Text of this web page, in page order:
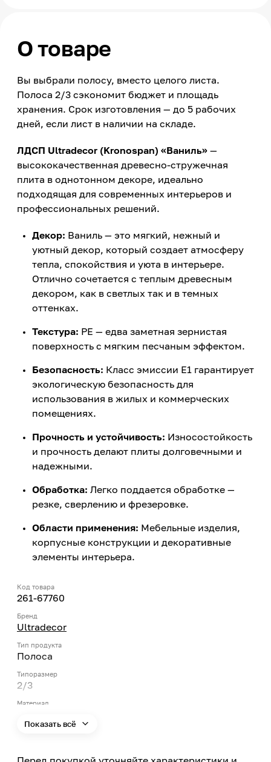
О товаре
Вы выбрали полосу, вместо целого листа.
Полоса 2/3 сэкономит бюджет и площадь
хранения. Срок изготовления — до 5 рабочих
дней, если лист в наличии на складе.
ЛДСП Ultradecor (Kronospan) «Ваниль» —
высококачественная древесно-стружечная
плита в однотонном декоре, идеально
подходящая для современных интерьеров и
профессиональных решений.
Декор: Ваниль — это мягкий, нежный и
уютный декор, который создает атмосферу
тепла, спокойствия и уюта в интерьере.
Отлично сочетается с теплым древесным
декором, как в светлых так и в темных
оттенках.
Текстура: PE — едва заметная зернистая
поверхность с мягким песчаным эффектом.
Безопасность: Класс эмиссии E1 гарантирует
экологическую безопасность для
использования в жилых и коммерческих
помещениях.
Прочность и устойчивость: Износостойкость
и прочность делают плиты долговечными и
надежными.
Обработка: Легко поддается обработке —
резке, сверлению и фрезеровке.
Области применения: Мебельные изделия,
корпусные конструкции и декоративные
элементы интерьера.
Код товара
261-67760
Бренд
Ultradecor
Тип продукта
Полоса
Типоразмер
2/3
Материал
Показать всё